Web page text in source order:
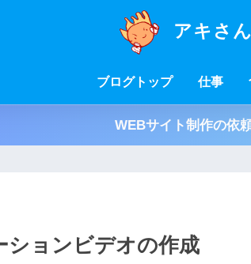
アキさ
ブログトップ 仕事
WEBサイト制作の依
ションビデオの作成